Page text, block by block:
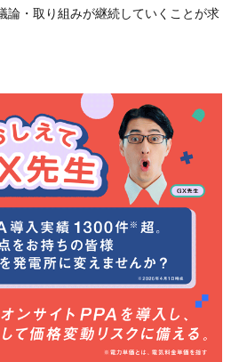
論・取り組みが継続していくことが求